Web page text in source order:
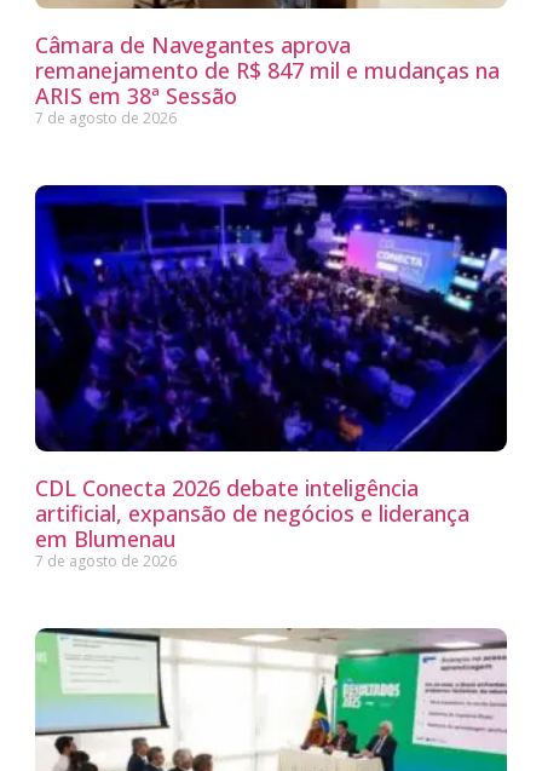
Câmara de Navegantes aprova
remanejamento de R$ 847 mil e mudanças na
ARIS em 38ª Sessão
7 de agosto de 2026
CDL Conecta 2026 debate inteligência
artificial, expansão de negócios e liderança
em Blumenau
7 de agosto de 2026